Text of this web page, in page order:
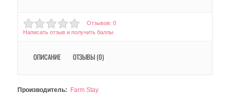
Отзывов: 0
Написать отзыв и получить баллы
ОПИСАНИЕ ОТЗЫВЫ (0)
Производитель:
Farm Stay